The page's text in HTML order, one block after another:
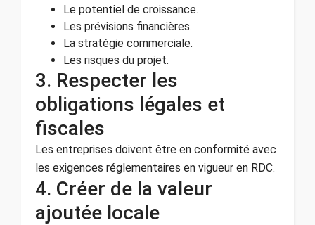
Le potentiel de croissance.
Les prévisions financières.
La stratégie commerciale.
Les risques du projet.
3. Respecter les
obligations légales et
fiscales
Les entreprises doivent être en conformité avec
les exigences réglementaires en vigueur en RDC.
4. Créer de la valeur
ajoutée locale